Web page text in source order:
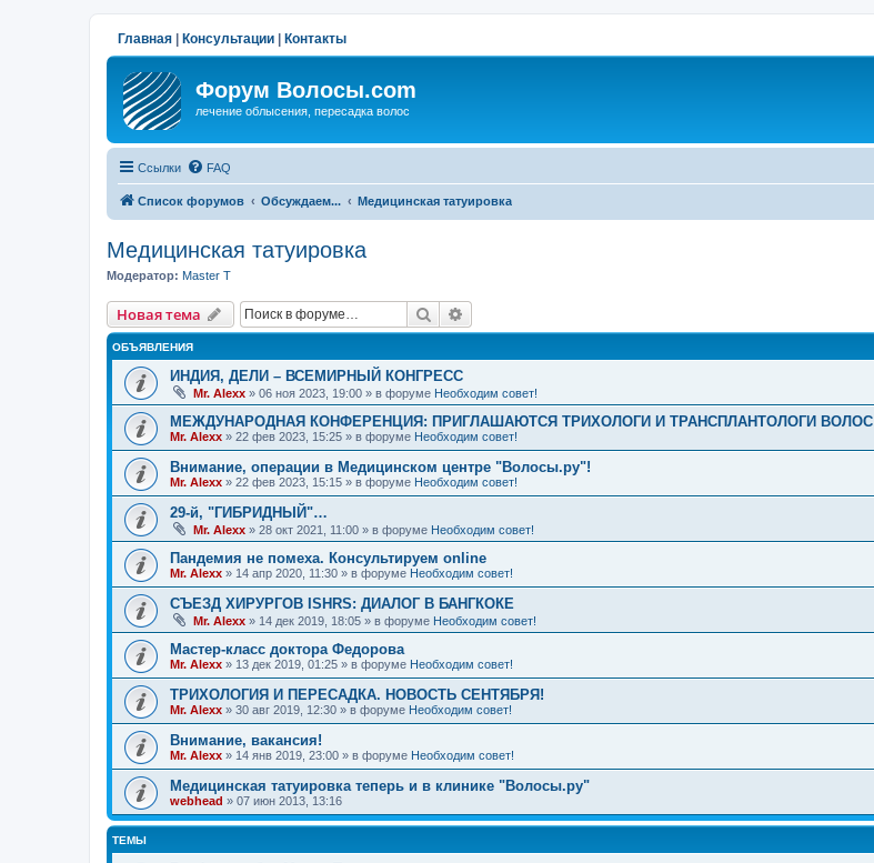
Главная Консультации Контакты
Форум Волосы.com
лечение облысения, пересадка волос
Ссылки FAQ
Список форумов Обсуждаем... Медицинская татуировка
Медицинская татуировка
Модератор: Master T
Новая тема Поиск
ОБЪЯВЛЕНИЯ
ИНДИЯ, ДЕЛИ – ВСЕМИРНЫЙ КОНГРЕСС
Mr. Alexx » 06 ноя 2023, 19:00 » в форуме Необходим совет!
МЕЖДУНАРОДНАЯ КОНФЕРЕНЦИЯ: ПРИГЛАШАЮТСЯ ТРИХОЛОГИ И ТРАНСПЛАНТОЛОГИ ВОЛОС
Mr. Alexx » 22 фев 2023, 15:25 » в форуме Необходим совет!
Внимание, операции в Медицинском центре "Волосы.ру"!
Mr. Alexx » 22 фев 2023, 15:15 » в форуме Необходим совет!
29-й, "ГИБРИДНЫЙ"…
Mr. Alexx » 28 окт 2021, 11:00 » в форуме Необходим совет!
Пандемия не помеха. Консультируем online
Mr. Alexx » 14 апр 2020, 11:30 » в форуме Необходим совет!
СЪЕЗД ХИРУРГОВ ISHRS: ДИАЛОГ В БАНГКОКЕ
Mr. Alexx » 14 дек 2019, 18:05 » в форуме Необходим совет!
Мастер-класс доктора Федорова
Mr. Alexx » 13 дек 2019, 01:25 » в форуме Необходим совет!
ТРИХОЛОГИЯ И ПЕРЕСАДКА. НОВОСТЬ СЕНТЯБРЯ!
Mr. Alexx » 30 авг 2019, 12:30 » в форуме Необходим совет!
Внимание, вакансия!
Mr. Alexx » 14 янв 2019, 23:00 » в форуме Необходим совет!
Медицинская татуировка теперь и в клинике "Волосы.ру"
webhead » 07 июн 2013, 13:16
ТЕМЫ